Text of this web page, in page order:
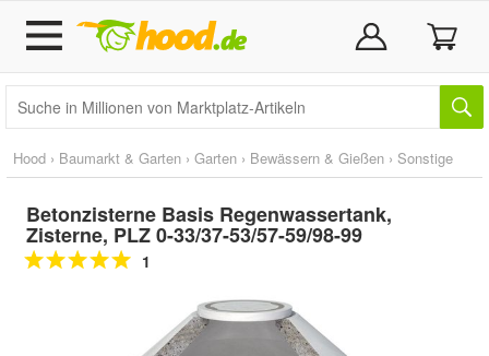
Hood › Baumarkt & Garten › Garten › Bewässern & Gießen › Sonstige
Betonzisterne Basis Regenwassertank,
Zisterne, PLZ 0-33/37-53/57-59/98-99
1